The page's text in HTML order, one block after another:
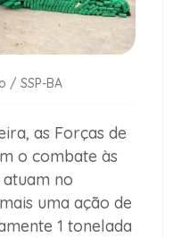
/ SSP-BA
as Forças de
o combate às
no
uma ação de
1 tonelada